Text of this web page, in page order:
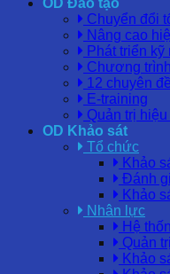
OD Đào tạo
Chuyển đổi
Nâng cao
Phát triển kỹ
Chương
12 chuyên
E-training
Quản trị
OD Khảo sát
Tổ chức
Khảo
Đánh
Khảo
Nhân lực
Hệ
Quản
Khảo